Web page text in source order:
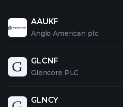
AAUKF
Anglo American plc
GLCNF
Glencore PLC
GLNCY